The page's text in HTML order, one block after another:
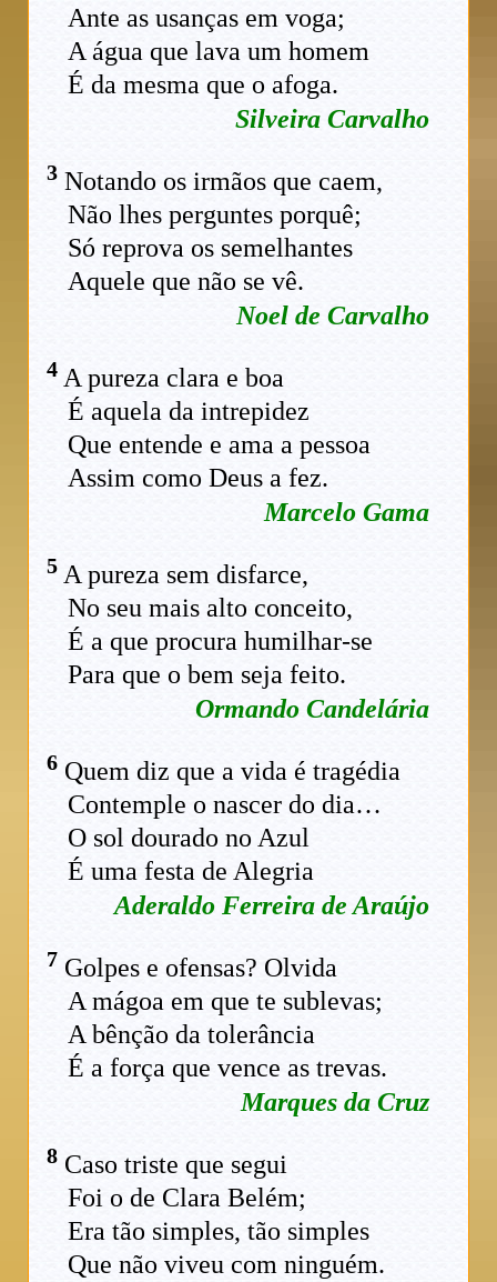
Ante as usanças em voga;
A água que lava um homem
É da mesma que o afoga.
Silveira Carvalho
3 Notando os irmãos que caem,
Não lhes perguntes porquê;
Só reprova os semelhantes
Aquele que não se vê.
Noel de Carvalho
4 A pureza clara e boa
É aquela da intrepidez
Que entende e ama a pessoa
Assim como Deus a fez.
Marcelo Gama
5 A pureza sem disfarce,
No seu mais alto conceito,
É a que procura humilhar-se
Para que o bem seja feito.
Ormando Candelária
6 Quem diz que a vida é tragédia
Contemple o nascer do dia…
O sol dourado no Azul
É uma festa de Alegria
Aderaldo Ferreira de Araújo
7 Golpes e ofensas? Olvida
A mágoa em que te sublevas;
A bênção da tolerância
É a força que vence as trevas.
Marques da Cruz
8 Caso triste que segui
Foi o de Clara Belém;
Era tão simples, tão simples
Que não viveu com ninguém.